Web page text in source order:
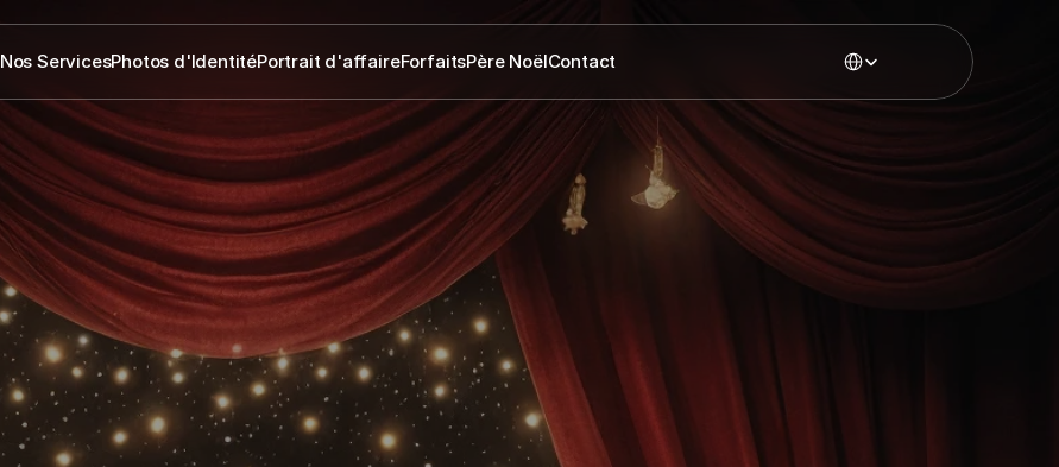
Nos ServicesPhotos d'IdentitéPortrait d'affaireForfaitsPère NoëlContact